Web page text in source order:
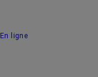
En ligne